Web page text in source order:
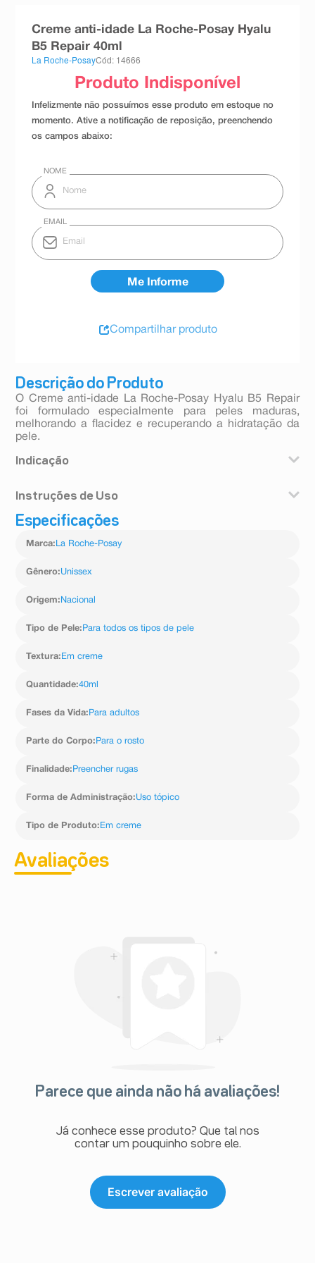
Descrição do Produto
O Creme anti-idade La Roche-Posay Hyalu B5 Repair
foi formulado especialmente para peles maduras,
melhorando a flacidez e recuperando a hidratação da
pele.
Indicação
Instruções de Uso
Aplique o creme pela manhã e à noite na pele limpa e
Especificações
Marca: La Roche-Posay
Gênero:Unissex
Origem: Nacional
Tipo de Pele: Para todos os tipos de pele
Textura: Em creme
Quantidade:40ml
Fases da Vida: Para adultos
Parte do Corpo: Para o rosto
Finalidade: Preencher rugas
Forma de Administração:Uso tópico
Tipo de Produto: Em creme
Creme anti-idade La Roche-Posay Hyalu
B5 Repair 40ml
La Roche-PosayCód: 14666
Compartilhar produto
Avaliações
Parece que ainda não há avaliações!
Já conhece esse produto? Que tal nos
contar um pouquinho sobre ele.
Escrever avaliação
absorvente
ºshampoo